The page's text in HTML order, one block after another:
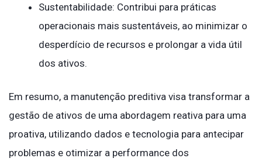
Sustentabilidade: Contribui para práticas
operacionais mais sustentáveis, ao minimizar o
desperdício de recursos e prolongar a vida útil
dos ativos.
Em resumo, a manutenção preditiva visa transformar a
gestão de ativos de uma abordagem reativa para uma
proativa, utilizando dados e tecnologia para antecipar
problemas e otimizar a performance dos